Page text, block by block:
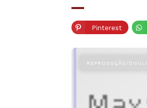
Pinterest